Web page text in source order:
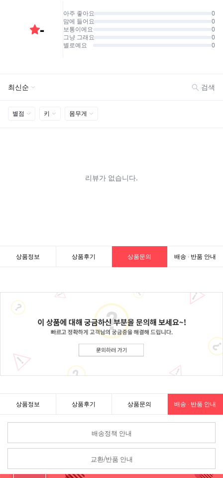
상품정보 상품후기 상품문의 배송 · 반품 안내
상품정보 상품후기 상품문의 배송 · 반품 안내
배송정책 안내
교환/반품 안내